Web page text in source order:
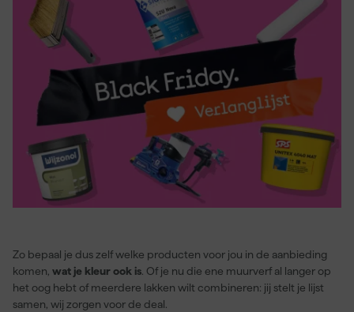
Zo bepaal je dus zelf welke producten voor jou in de aanbieding
komen, wat je kleur ook is. Of je nu die ene muurverf al langer op
het oog hebt of meerdere lakken wilt combineren: jij stelt je lijst
samen, wij zorgen voor de deal.